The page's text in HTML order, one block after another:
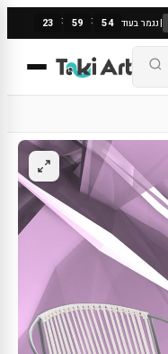
|נגמר בעוד 23 : 59 : 53